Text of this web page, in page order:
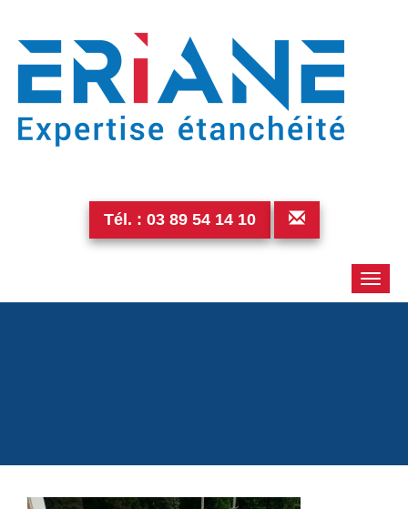
Tél. : 03 89 54 14 10
Toggle